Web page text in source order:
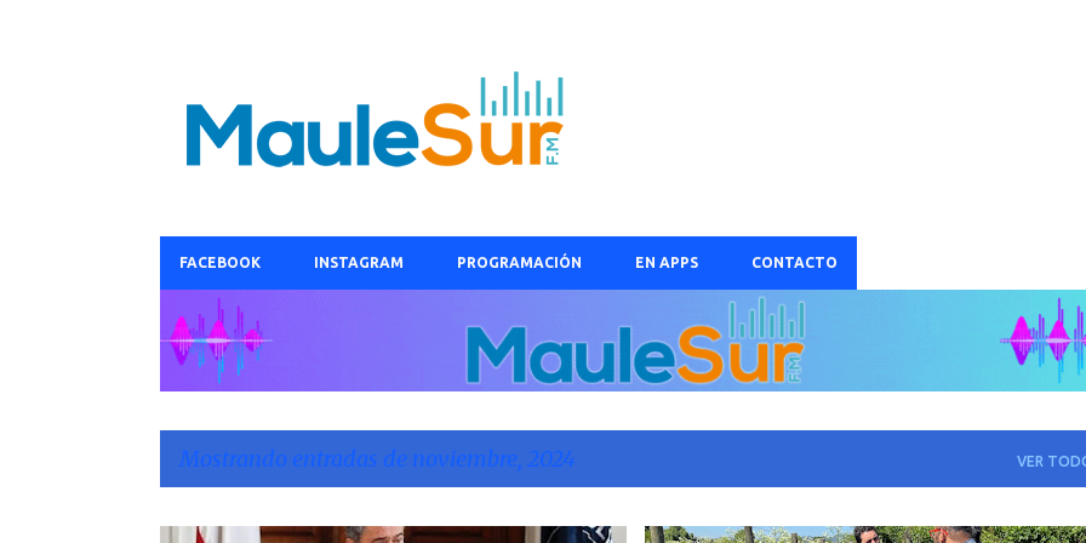
FACEBOOK INSTAGRAM PROGRAMACIÓN EN APPS CONTACTO
Mostrando entradas de noviembre, 2024 VER